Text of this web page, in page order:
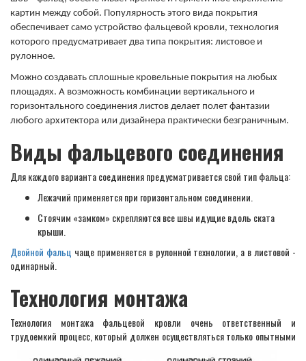
картин между собой. Популярность этого вида покрытия
обеспечивает само устройство фальцевой кровли, технология
которого предусматривает два типа покрытия: листовое и
рулонное.
Можно создавать сплошные кровельные покрытия на любых
площадях. А возможность комбинации вертикального и
горизонтального соединения листов делает полет фантазии
любого архитектора или дизайнера практически безграничным.
Виды фальцевого соединения
Для каждого варианта соединения предусматривается свой тип фальца:
Лежачий применяется при горизонтальном соединении.
Стоячим «замком» скрепляются все швы идущие вдоль ската
крыши.
Двойной фальц чаще применяется в рулонной технологии, а в листовой -
одинарный.
Технология монтажа
Технология монтажа фальцевой кровли очень ответственный и
трудоемкий процесс, который должен осуществляться только опытными